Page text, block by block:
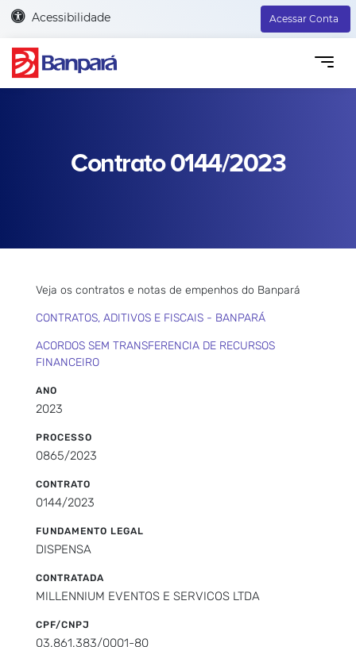
Acessibilidade Acessar Conta
Contrato 0144/2023
Veja os contratos e notas de empenhos do Banpará
CONTRATOS, ADITIVOS E FISCAIS - BANPARÁ
ACORDOS SEM TRANSFERENCIA DE RECURSOS
FINANCEIRO
ANO
2023
PROCESSO
0865/2023
CONTRATO
0144/2023
FUNDAMENTO LEGAL
DISPENSA
CONTRATADA
MILLENNIUM EVENTOS E SERVICOS LTDA
CPF/CNPJ
03.861.383/0001-80